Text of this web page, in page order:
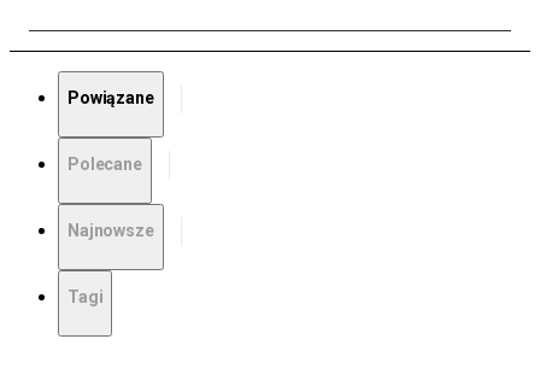
Powiązane
Polecane
Najnowsze
Tagi